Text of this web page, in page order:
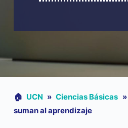
🏠︎ UCN » Ciencias Básicas »
suman al aprendizaje